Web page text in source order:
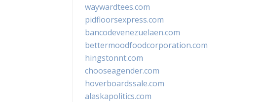
waywardtees.com
pidfloorsexpress.com
bancodevenezuelaen.com
bettermoodfoodcorporation.com
hingstonnt.com
chooseagender.com
hoverboardssale.com
alaskapolitics.com